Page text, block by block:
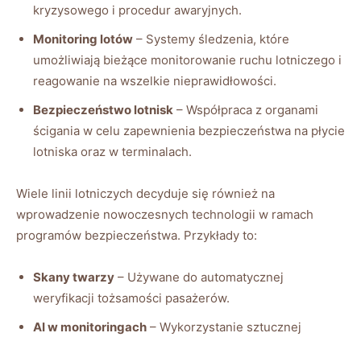
kryzysowego i procedur awaryjnych.
Monitoring lotów ‌– Systemy śledzenia, które
umożliwiają bieżące ‌monitorowanie ruchu lotniczego i
reagowanie​ na ‌wszelkie nieprawidłowości.
Bezpieczeństwo⁣ lotnisk – Współpraca z organami
ścigania w celu zapewnienia bezpieczeństwa na płycie
lotniska oraz w terminalach.
Wiele linii lotniczych decyduje się również na
wprowadzenie nowoczesnych​ technologii w ramach​
programów bezpieczeństwa.⁣ Przykłady to:
Skany twarzy – Używane do automatycznej
weryfikacji tożsamości pasażerów.
AI w monitoringach – Wykorzystanie sztucznej